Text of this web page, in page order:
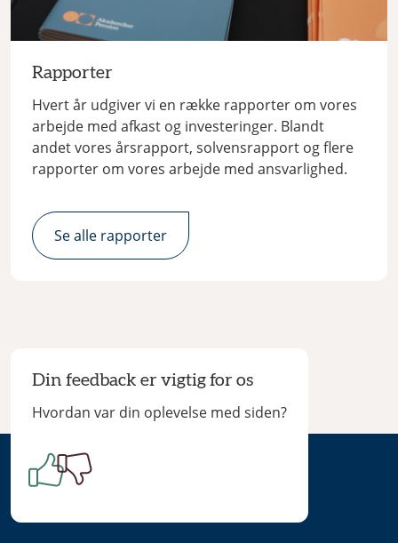
Rapporter
Hvert år udgiver vi en række rapporter om vores
arbejde med afkast og investeringer. Blandt
andet vores årsrapport, solvensrapport og flere
rapporter om vores arbejde med ansvarlighed.
Se alle rapporter
Din feedback er vigtig for os
Hvordan var din oplevelse med siden?